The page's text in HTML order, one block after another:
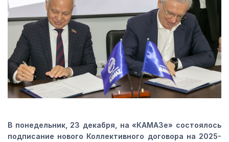
В понедельник, 23 декабря, на «КАМАЗе» состоялось
подписание нового Коллективного договора на 2025-